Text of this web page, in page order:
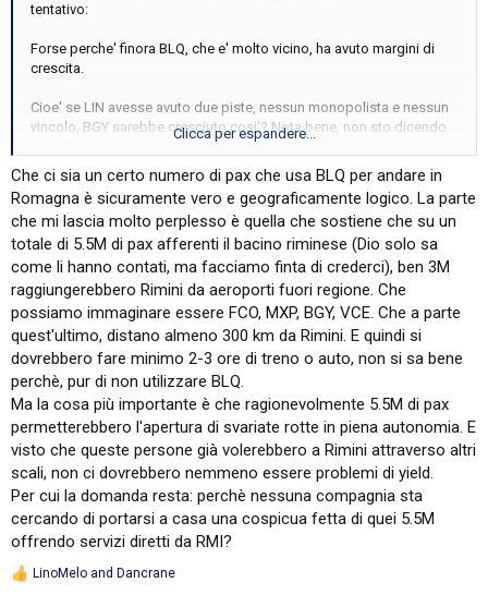
tentativo:
Forse perche' finora BLQ, che e' molto vicino, ha avuto margini di
crescita.
Cioe' se LIN avesse avuto due piste, nessun monopolista e nessun
vincolo, BGY sarebbe cresciuto cosi'? Nota bene, non sto dicendo
che fanno bene a cappare BLQ, solo che se lo fanno qualcosa finira'
anche a RMI.... la maggior parte magari altrove.
Clicca per espandere...
Che ci sia un certo numero di pax che usa BLQ per andare in
Romagna è sicuramente vero e geograficamente logico. La parte
che mi lascia molto perplesso è quella che sostiene che su un
totale di 5.5M di pax afferenti il bacino riminese (Dio solo sa
come li hanno contati, ma facciamo finta di crederci), ben 3M
raggiungerebbero Rimini da aeroporti fuori regione. Che
possiamo immaginare essere FCO, MXP, BGY, VCE. Che a parte
quest'ultimo, distano almeno 300 km da Rimini. E quindi si
dovrebbero fare minimo 2-3 ore di treno o auto, non si sa bene
perchè, pur di non utilizzare BLQ.
Ma la cosa più importante è che ragionevolmente 5.5M di pax
permetterebbero l'apertura di svariate rotte in piena autonomia. E
visto che queste persone già volerebbero a Rimini attraverso altri
scali, non ci dovrebbero nemmeno essere problemi di yield.
Per cui la domanda resta: perchè nessuna compagnia sta
cercando di portarsi a casa una cospicua fetta di quei 5.5M
offrendo servizi diretti da RMI?
R
LinoMelo and Dancrane